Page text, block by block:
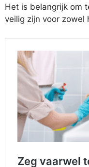
Het is belangrijk om
veilig zijn voor zowel